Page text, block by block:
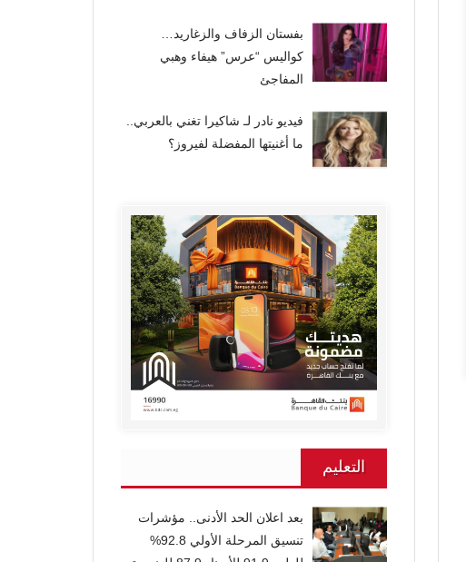
بفستان الزفاف والزغاريد…
كواليس “عرس” هيفاء وهبي
المفاجئ
فيديو نادر لـ شاكيرا تغني بالعربي..
ما أغنيتها المفضلة لفيروز؟
التعليم
بعد اعلان الحد الأدنى.. مؤشرات
تنسيق المرحلة الأولي 92.8%